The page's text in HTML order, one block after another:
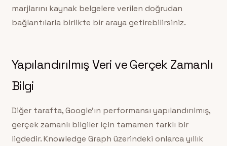
marjlarını kaynak belgelere verilen doğrudan
bağlantılarla birlikte bir araya getirebilirsiniz.
Yapılandırılmış Veri ve Gerçek Zamanlı
Bilgi
Diğer tarafta, Google’ın performansı yapılandırılmış,
gerçek zamanlı bilgiler için tamamen farklı bir
ligdedir. Knowledge Graph üzerindeki onlarca yıllık